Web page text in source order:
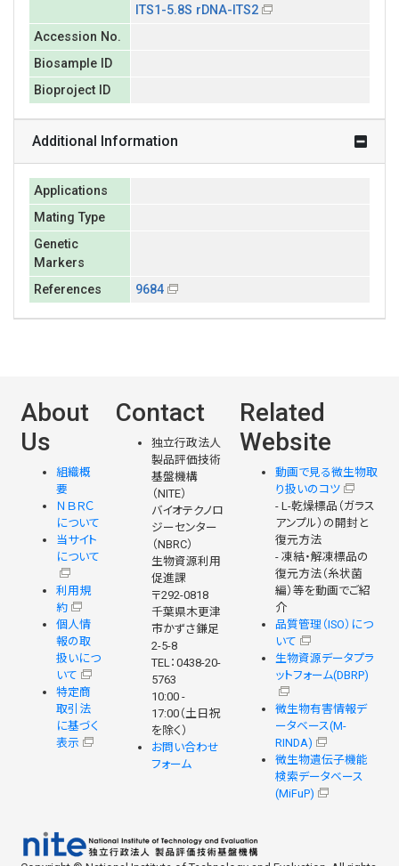
ITS1-5.8S rDNA-ITS2
Accession No.
Biosample ID
Bioproject ID
Additional Information
Applications
Mating Type
Genetic
Markers
References
9684
About
Us
組織概
要
ＮＢＲＣ
について
当サイト
について
利用規
約
個人情
報の取
扱いにつ
いて
特定商
取引法
に基づく
表示
Contact
独立行政法人
製品評価技術
基盤機構
（NITE）
バイオテクノロ
ジーセンター
（NBRC）
生物資源利用
促進課
〒292-0818
千葉県木更津
市かずさ鎌足
2-5-8
TEL：0438-20-
5763
10:00 -
17:00（土日祝
を除く）
お問い合わせ
フォーム
Related
Website
動画で見る微生物取
り扱いのコツ
- L-乾燥標品（ガラス
アンプル）の開封と
復元方法
- 凍結・解凍標品の
復元方法（糸状菌
編）等を動画でご紹
介
品質管理（ISO）につ
いて
生物資源データプラ
ットフォーム(DBRP)
微生物有害情報デ
ータベース(M-
RINDA)
微生物遺伝子機能
検索データベース
(MiFuP)